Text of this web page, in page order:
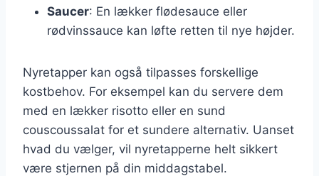
Saucer: En lækker flødesauce eller
rødvinssauce kan løfte retten til nye højder.
Nyretapper kan også tilpasses forskellige
kostbehov. For eksempel kan du servere dem
med en lækker risotto eller en sund
couscoussalat for et sundere alternativ. Uanset
hvad du vælger, vil nyretapperne helt sikkert
være stjernen på din middagstabel.